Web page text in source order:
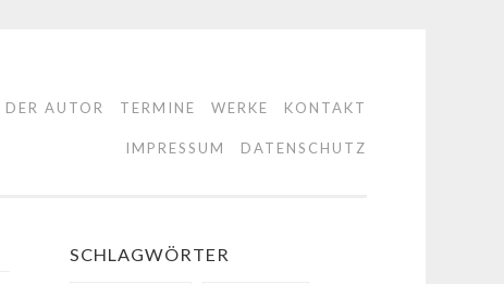
DER AUTOR TERMINE WERKE KONTAKT
IMPRESSUM DATENSCHUTZ
SCHLAGWÖRTER